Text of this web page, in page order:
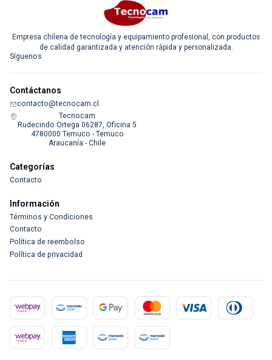
Empresa chilena de tecnología y equipamiento profesional, con productos
de calidad garantizada y atención rápida y personalizada.
Síguenos
Contáctanos
contacto@tecnocam.cl
Tecnocam
Rudecindo Ortega 06287, Oficina 5
4780000 Temuco - Temuco
Araucanía - Chile
Categorías
Contacto
Información
Términos y Condiciones
Contacto
Política de reembolso
Política de privacidad